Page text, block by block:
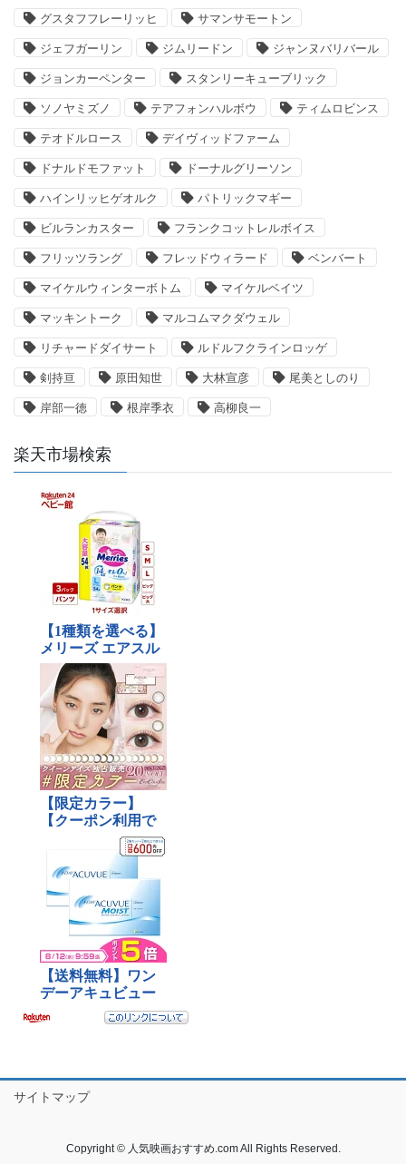
グスタフフレーリッヒ サマンサモートン
ジェフガーリン ジムリードン ジャンヌバリバール
ジョンカーペンター スタンリーキューブリック
ソノヤミズノ テアフォンハルボウ ティムロビンス
テオドルロース デイヴィッドファーム
ドナルドモファット ドーナルグリーソン
ハインリッヒゲオルク パトリックマギー
ビルランカスター フランクコットレルボイス
フリッツラング フレッドウィラード ベンバート
マイケルウィンターボトム マイケルベイツ
マッキントーク マルコムマクダウェル
リチャードダイサート ルドルフクラインロッゲ
剣持亘 原田知世 大林宣彦 尾美としのり
岸部一徳 根岸季衣 高柳良一
楽天市場検索
サイトマップ
Copyright © 人気映画おすすめ.com All Rights Reserved.